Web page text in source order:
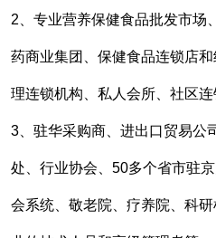
2、专业营养保健食品批发市场
药商业集团、保健食品连锁店
理连锁机构、私人会所、社区连
3、驻华采购商、进出口贸易公
处、行业协会、50多个省市驻
会系统、敬老院、疗养院、科